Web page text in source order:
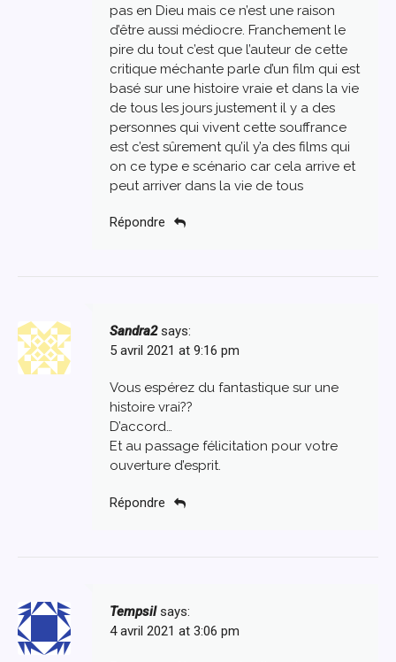
pas en Dieu mais ce n’est une raison
d’être aussi médiocre. Franchement le
pire du tout c’est que l’auteur de cette
critique méchante parle d’un film qui est
basé sur une histoire vraie et dans la vie
de tous les jours justement il y a des
personnes qui vivent cette souffrance
est c’est sûrement qu’il y’a des films qui
on ce type e scénario car cela arrive et
peut arriver dans la vie de tous
Répondre
Sandra2 says:
5 avril 2021 at 9:16 pm
Vous espérez du fantastique sur une
histoire vrai??
D’accord…
Et au passage félicitation pour votre
ouverture d’esprit.
Répondre
Tempsil says:
4 avril 2021 at 3:06 pm